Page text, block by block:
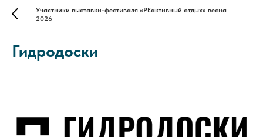
Участники выставки-фестиваля «РЕактивный отдых» весна
2026
Гидродоски